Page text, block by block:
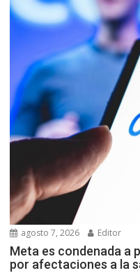
agosto 7, 2026 Editor
Meta es condenada a
por afectaciones a la